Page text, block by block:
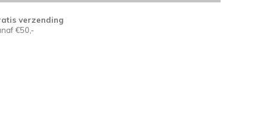
verzending
€50,-